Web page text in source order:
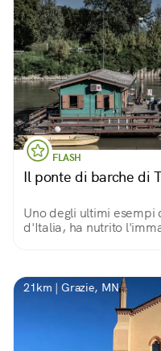
FLASH
Il ponte di barche di
Uno degli ultimi esempi
d'Italia, ha nutrito
21km | Grazie, MN